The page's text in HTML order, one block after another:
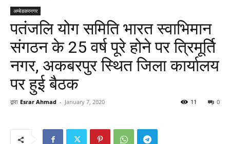
अम्बेडकरनगर
पतंजलि योग समिति भारत स्वाभिमान
संगठन के 25 वर्ष पूरे होने पर त्रिमूर्ति
नगर, अकबरपुर स्थित जिला कार्यालय
पर हुई बैठक
द्वारा Esrar Ahmad - January 7, 2020 0
11